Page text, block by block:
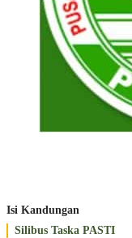
Isi Kandungan
Silibus Taska PASTI